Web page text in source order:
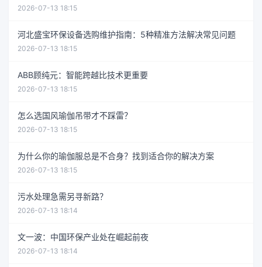
2026-07-13 18:15
河北盛宝环保设备选购维护指南：5种精准方法解决常见问题
2026-07-13 18:15
ABB顾纯元：智能跨越比技术更重要
2026-07-13 18:15
怎么选国风瑜伽吊带才不踩雷？
2026-07-13 18:15
为什么你的瑜伽服总是不合身？找到适合你的解决方案
2026-07-13 18:15
污水处理急需另寻新路？
2026-07-13 18:14
文一波：中国环保产业处在崛起前夜
2026-07-13 18:14